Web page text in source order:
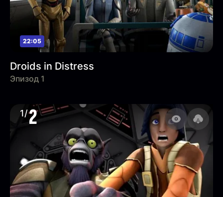
22:05
Droids in Distress
Эпизод 1
1/2